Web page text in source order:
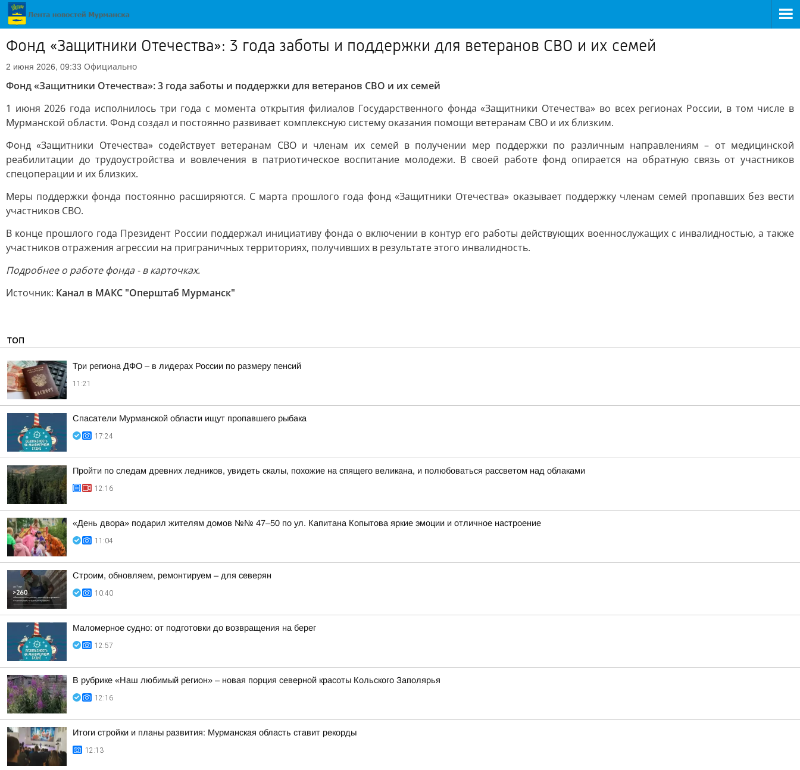
Фонд «Защитники Отечества»: 3 года заботы и поддержки для ветеранов СВО и их семей
2 июня 2026, 09:33 Официально
Фонд «Защитники Отечества»: 3 года заботы и поддержки для ветеранов СВО и их семей
1 июня 2026 года исполнилось три года с момента открытия филиалов Государственного фонда «Защитники Отечества» во всех регионах России, в том числе в
Мурманской области. Фонд создал и постоянно развивает комплексную систему оказания помощи ветеранам СВО и их близким.
Фонд «Защитники Отечества» содействует ветеранам СВО и членам их семей в получении мер поддержки по различным направлениям – от медицинской
реабилитации до трудоустройства и вовлечения в патриотическое воспитание молодежи. В своей работе фонд опирается на обратную связь от участников
спецоперации и их близких.
Меры поддержки фонда постоянно расширяются. С марта прошлого года фонд «Защитники Отечества» оказывает поддержку членам семей пропавших без вести
участников СВО.
В конце прошлого года Президент России поддержал инициативу фонда о включении в контур его работы действующих военнослужащих с инвалидностью, а также
участников отражения агрессии на приграничных территориях, получивших в результате этого инвалидность.
Подробнее о работе фонда - в карточках.
Источник: Канал в МАКС "Оперштаб Мурманск"
ТОП
Три региона ДФО – в лидерах России по размеру пенсий
11:21
Спасатели Мурманской области ищут пропавшего рыбака
17:24
Пройти по следам древних ледников, увидеть скалы, похожие на спящего великана, и полюбоваться рассветом над облаками
12:16
«День двора» подарил жителям домов №№ 47–50 по ул. Капитана Копытова яркие эмоции и отличное настроение
11:04
Строим, обновляем, ремонтируем – для северян
10:40
Маломерное судно: от подготовки до возвращения на берег
12:57
В рубрике «Наш любимый регион» – новая порция северной красоты Кольского Заполярья
12:16
Итоги стройки и планы развития: Мурманская область ставит рекорды
12:13